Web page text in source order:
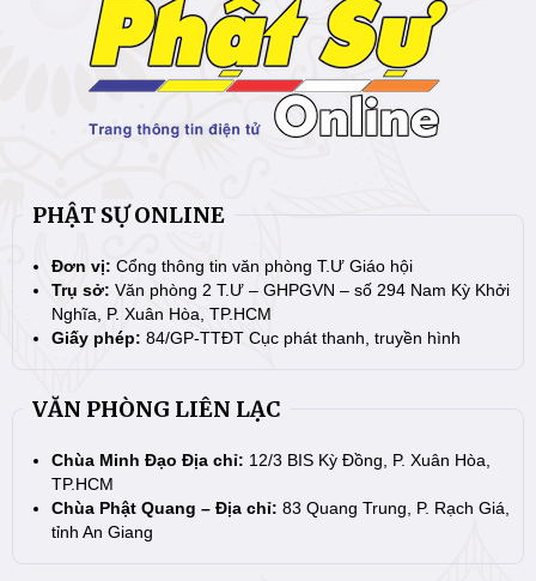
PHẬT SỰ ONLINE
Đơn vị: Cổng thông tin văn phòng T.Ư Giáo hội
Trụ sở: Văn phòng 2 T.Ư – GHPGVN – số 294 Nam Kỳ Khởi
Nghĩa, P. Xuân Hòa, TP.HCM
Giấy phép: 84/GP-TTĐT Cục phát thanh, truyền hình
VĂN PHÒNG LIÊN LẠC
Chùa Minh Đạo Địa chỉ: 12/3 BIS Kỳ Đồng, P. Xuân Hòa,
TP.HCM
Chùa Phật Quang – Địa chỉ: 83 Quang Trung, P. Rạch Giá,
tỉnh An Giang